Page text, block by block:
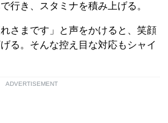
行き、スタミナを積み上げる。
さまです」と声をかけると、笑顔
る。そんな控え目な対応もシャイ
ADVERTISEMENT